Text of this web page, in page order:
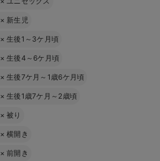
× 新生児
×生後1～3ケ月頃
×生後4～6ケ月頃
×生後7ケ月～1歳6ケ月頃
×生後1歳7ケ月～2歳頃
×被り
×横開き
×前開き